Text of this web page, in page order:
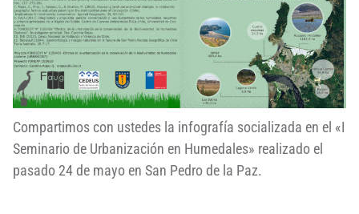
Compartimos con ustedes la infografía socializada en el «I
Seminario de Urbanización en Humedales» realizado el
pasado 24 de mayo en San Pedro de la Paz.